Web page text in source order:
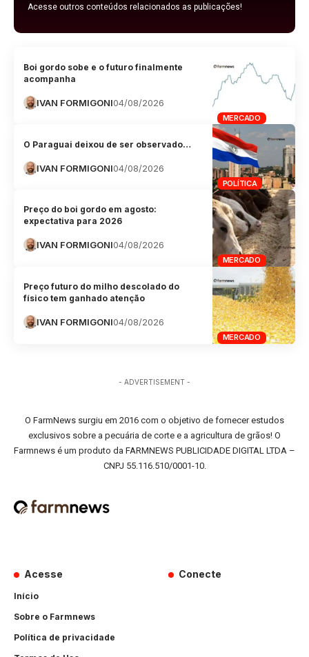
Acesse outros conteúdos relacionados as publicações!
MERCADO
Boi gordo sobe e o futuro finalmente
acompanha
IVAN FORMIGONI04/08/2026
POLÍTICA
O Paraguai deixou de ser observado…
IVAN FORMIGONI04/08/2026
MERCADO
Preço do boi gordo em agosto:
expectativa para 2026
IVAN FORMIGONI04/08/2026
MERCADO
Preço futuro do milho descolado do
físico tem ganhado atenção
IVAN FORMIGONI04/08/2026
- ADVERTISEMENT -
O FarmNews surgiu em 2016 com o objetivo de fornecer estudos
exclusivos sobre a pecuária de corte e a agricultura de grãos! O
Farmnews é um produto da FARMNEWS PUBLICIDADE DIGITAL LTDA –
CNPJ 55.116.510/0001-10.
Acesse
Início
Sobre o Farmnews
Política de privacidade
Conecte